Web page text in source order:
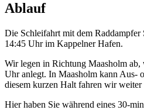
Ablauf
Die Schleifahrt mit dem Raddampfer
14:45 Uhr im Kappelner Hafen.
Wir legen in Richtung Maasholm
Uhr anlegt. In Maasholm kann Aus-
diesem kurzen Halt fahren wir
Hier haben Sie während eines 30-